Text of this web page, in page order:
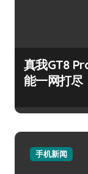
真我GT8
能一网打尽
手机新闻